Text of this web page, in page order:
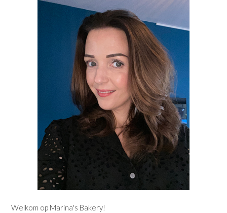
Welkom op Marina's Bakery!